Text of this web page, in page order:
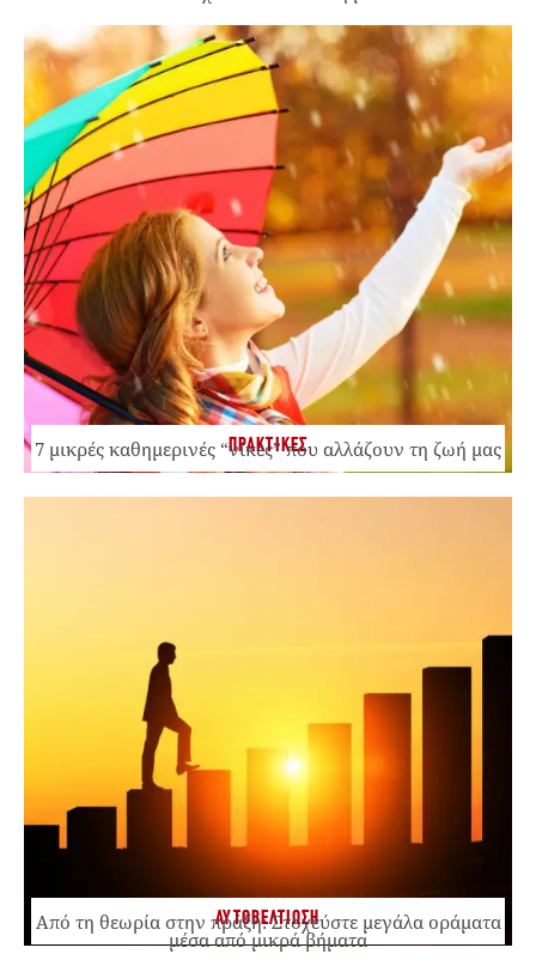
ΠΡΑΚΤΙΚΕΣ
7 μικρές καθημερινές “νίκες” που αλλάζουν τη ζωή μας
ΑΥΤΟΒΕΛΤΙΩΣΗ
Από τη θεωρία στην πράξη: Στοχεύστε μεγάλα οράματα
μέσα από μικρά βήματα